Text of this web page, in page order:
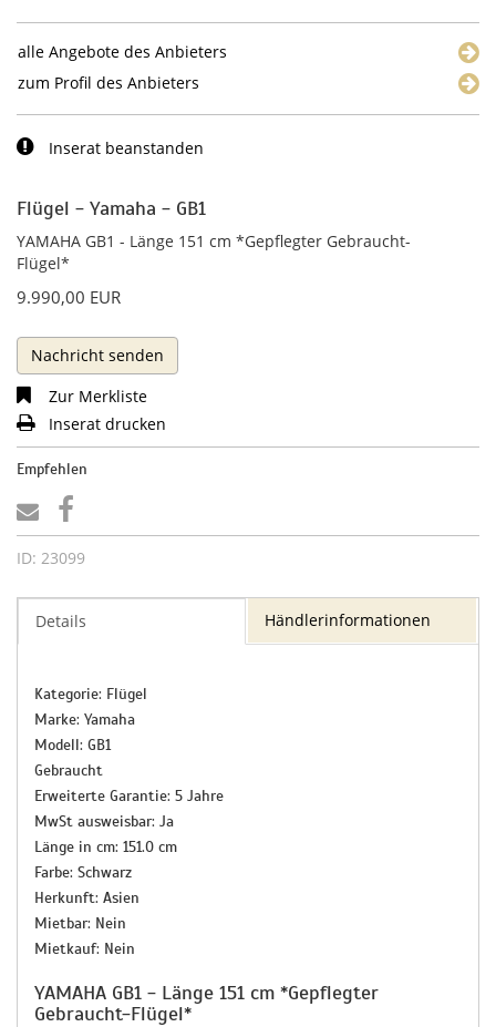
alle Angebote des Anbieters
zum Profil des Anbieters
Inserat beanstanden
Flügel - Yamaha - GB1
YAMAHA GB1 - Länge 151 cm *Gepflegter Gebraucht-
Flügel*
9.990,00 EUR
Nachricht senden
Zur Merkliste
Inserat drucken
Empfehlen
ID: 23099
Details Händlerinformationen
Kategorie: Flügel
Marke: Yamaha
Modell: GB1
Gebraucht
Erweiterte Garantie: 5 Jahre
MwSt ausweisbar: Ja
Länge in cm: 151.0 cm
Farbe: Schwarz
Herkunft: Asien
Mietbar: Nein
Mietkauf: Nein
YAMAHA GB1 - Länge 151 cm *Gepflegter
Gebraucht-Flügel*